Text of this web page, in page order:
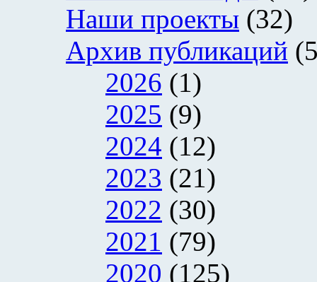
Наши проекты (32)
Архив публикаций
2026 (1)
2025 (9)
2024 (12)
2023 (21)
2022 (30)
2021 (79)
2020 (125)